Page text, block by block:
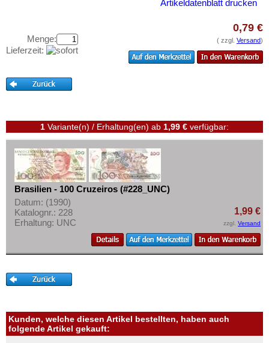
Ecuador
El Salvador
Galapagos
Guatemala
Haiti
Honduras
Jamaica
Jason Islands
Kolumbien
Kuba
Martinique
Montserrat
Kataloge
Gutscheine
Kontakt
Informationen
Preislisten
Ankauf
Erhaltungsgrade
Gratisbanknoten
Mehr über...
Privatsphäre und Datenschutz
Widerrufsbelehrung
Artikeldatenblatt drucken
Menge:
Lieferzeit:
0,79 €
( zzgl. Versand)
1 Variante(n) / Erhaltung(en) ab 1,99 € verfügbar:
Brasilien - 100 Cruzeiros (#228_UNC)
Datum: (1990)
Katalognr.: 228
Erhaltung: UNC
1,99 €
zzgl. Versand
Kunden, welche diesen Artikel bestellten, haben auch
folgende Artikel gekauft: